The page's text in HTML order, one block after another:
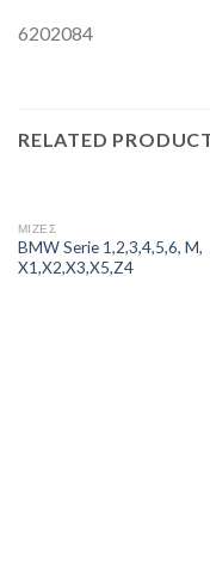
6202084
RELATED
ΜΙΖΕΣ
BMW Serie 1,2,3,4,5,6, M,
X1,X2,X3,X5,Z4